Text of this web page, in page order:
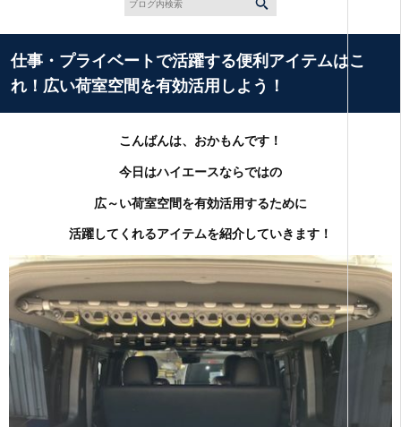
仕事・プライベートで活躍する便利アイテムはこ
れ！広い荷室空間を有効活用しよう！
こんばんは、おかもんです！
今日はハイエースならではの
広～い荷室空間を有効活用するために
活躍してくれるアイテムを紹介していきます！